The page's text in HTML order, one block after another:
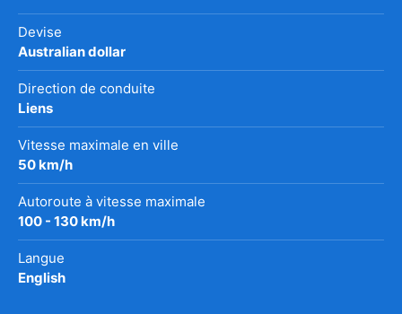
Devise
Australian dollar
Direction de conduite
Liens
Vitesse maximale en ville
50 km/h
Autoroute à vitesse maximale
100 - 130 km/h
Langue
English